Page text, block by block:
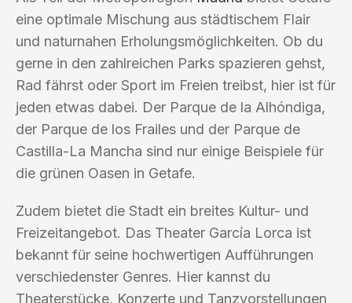
eine optimale Mischung aus städtischem Flair
und naturnahen Erholungsmöglichkeiten. Ob du
gerne in den zahlreichen Parks spazieren gehst,
Rad fährst oder Sport im Freien treibst, hier ist für
jeden etwas dabei. Der Parque de la Alhóndiga,
der Parque de los Frailes und der Parque de
Castilla-La Mancha sind nur einige Beispiele für
die grünen Oasen in Getafe.
Zudem bietet die Stadt ein breites Kultur- und
Freizeitangebot. Das Theater García Lorca ist
bekannt für seine hochwertigen Aufführungen
verschiedenster Genres. Hier kannst du
Theaterstücke, Konzerte und Tanzvorstellungen